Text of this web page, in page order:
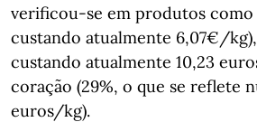
verificou-se em produtos como
custando atualmente 6,07€/
custando atualmente 10,23
coração (29%, o que se reflete
euros/kg).